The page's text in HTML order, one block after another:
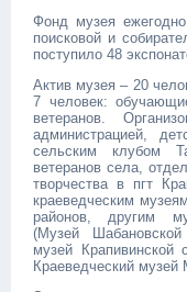
Фонд музея
поисковой и
поступило 48
Актив музея – 20
7 человек:
ветеранов.
администрацией,
сельским клубом
ветеранов села,
творчества в пгт
краеведческим
районов, другим
(Музей
музей
Краеведческий музей